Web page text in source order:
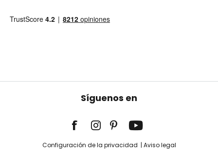
Síguenos en
Configuración de la privacidad Aviso legal